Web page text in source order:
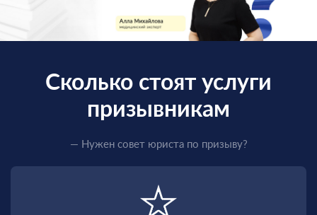
Сколько стоят услуги
призывникам
— Нужен совет юриста по призыву?